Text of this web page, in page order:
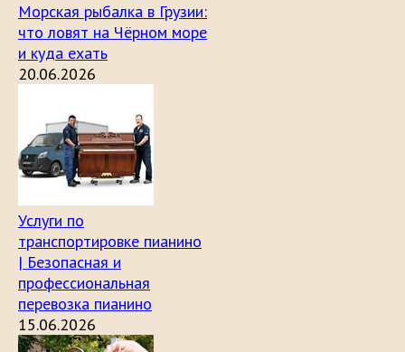
Морская рыбалка в Грузии:
что ловят на Чёрном море
и куда ехать
20.06.2026
Услуги по
транспортировке пианино
| Безопасная и
профессиональная
перевозка пианино
15.06.2026